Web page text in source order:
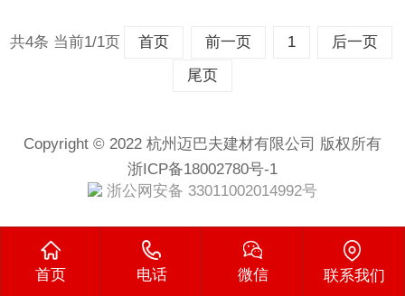
共4条 当前1/1页 首页 前一页 1
后一页
尾页
Copyright © 2022 杭州迈巴夫建材有限公司 版权所有
浙ICP备18002780号-1
浙公网安备 33011002014992号
首页 电话 微信 联系我们